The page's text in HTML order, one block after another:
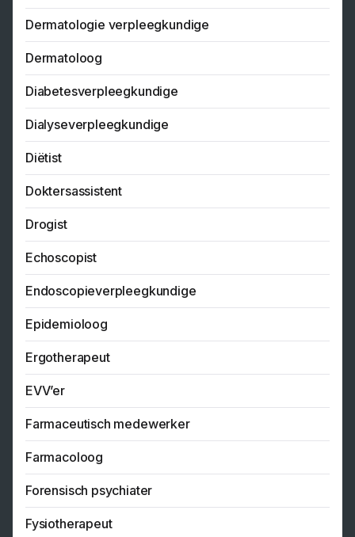
Dermatologie verpleegkundige
Dermatoloog
Diabetesverpleegkundige
Dialyseverpleegkundige
Diëtist
Doktersassistent
Drogist
Echoscopist
Endoscopieverpleegkundige
Epidemioloog
Ergotherapeut
EVV’er
Farmaceutisch medewerker
Farmacoloog
Forensisch psychiater
Fysiotherapeut